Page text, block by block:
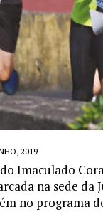
2019
Imaculado
na sede da
no programa